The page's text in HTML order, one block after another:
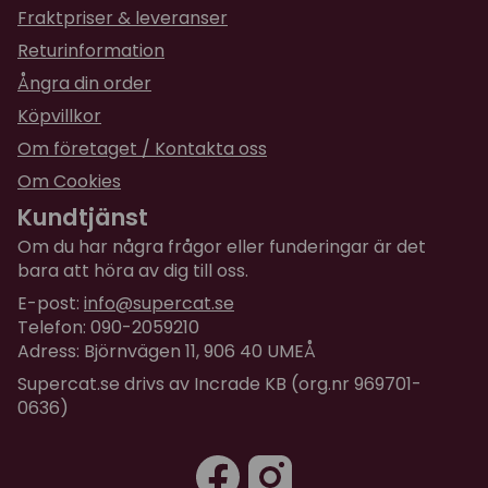
Fraktpriser & leveranser
Returinformation
Ångra din order
Köpvillkor
Om företaget / Kontakta oss
Om Cookies
Kundtjänst
Om du har några frågor eller funderingar är det
bara att höra av dig till oss.
E-post: info@supercat.se
Telefon: 090-2059210
Adress: Björnvägen 11, 906 40 UMEÅ
Supercat.se drivs av Incrade KB (org.nr 969701-
0636)